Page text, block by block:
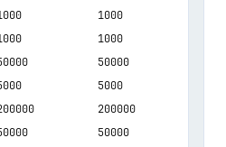
1000            1000
1000            1000
50000           50000
5000            5000
200000          200000
50000           50000